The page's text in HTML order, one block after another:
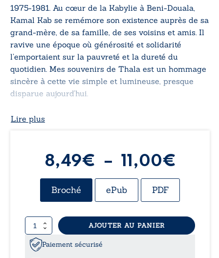
1975-1981. Au cœur de la Kabylie à Beni-Douala,
Kamal Kab se remémore son existence auprès de sa
grand-mère, de sa famille, de ses voisins et amis. Il
ravive une époque où générosité et solidarité
l’emportaient sur la pauvreté et la dureté du
quotidien. Mes souvenirs de Thala est un hommage
sincère à cette vie simple et lumineuse, presque
disparue aujourd’hui.
Lire plus
8,49€ – 11,00€
de
Broché ePub PDF
quantité
de
Mes
souvenirs
AJOUTER AU PANIER
Paiement sécurisé